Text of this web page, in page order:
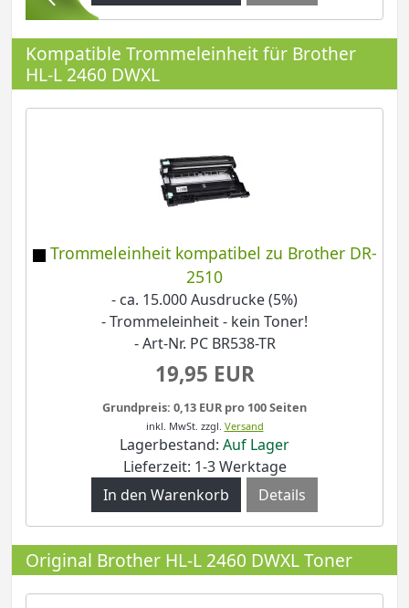
Kompatible Trommeleinheit für Brother
HL-L 2460 DWXL
Trommeleinheit kompatibel zu Brother DR-
2510
- ca. 15.000 Ausdrucke (5%)
- Trommeleinheit - kein Toner!
- Art-Nr. PC BR538-TR
19,95 EUR
Grundpreis: 0,13 EUR pro 100 Seiten
inkl. MwSt. zzgl. Versand
Lagerbestand: Auf Lager
Lieferzeit: 1-3 Werktage
Details
Original Brother HL-L 2460 DWXL Toner